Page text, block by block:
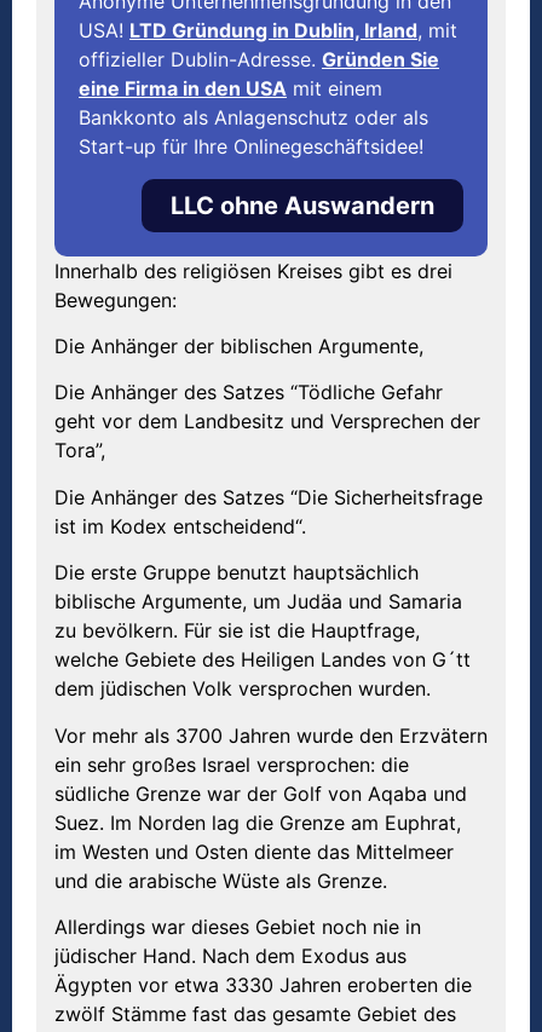
USA! LTD Gründung in Dublin, Irland, mit
offizieller Dublin-Adresse. Gründen Sie
eine Firma in den USA mit einem
Bankkonto als Anlagenschutz oder als
Start-up für Ihre Onlinegeschäftsidee!
LLC ohne Auswandern
Innerhalb des religiösen Kreises gibt es drei
Bewegungen:
Die Anhänger der biblischen Argumente,
Die Anhänger des Satzes “Tödliche Gefahr
geht vor dem Landbesitz und Versprechen der
Tora”,
Die Anhänger des Satzes “Die Sicherheitsfrage
ist im Kodex entscheidend“.
Die erste Gruppe benutzt hauptsächlich
biblische Argumente, um Judäa und Samaria
zu bevölkern. Für sie ist die Hauptfrage,
welche Gebiete des Heiligen Landes von G´tt
dem jüdischen Volk versprochen wurden.
Vor mehr als 3700 Jahren wurde den Erzvätern
ein sehr großes Israel versprochen: die
südliche Grenze war der Golf von Aqaba und
Suez. Im Norden lag die Grenze am Euphrat,
im Westen und Osten diente das Mittelmeer
und die arabische Wüste als Grenze.
Allerdings war dieses Gebiet noch nie in
jüdischer Hand. Nach dem Exodus aus
Ägypten vor etwa 3330 Jahren eroberten die
zwölf Stämme fast das gesamte Gebiet des